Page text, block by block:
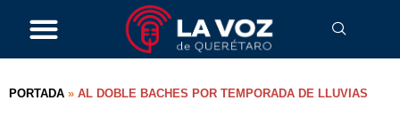
PORTADA » AL DOBLE BACHES POR TEMPORADA DE LLUVIAS